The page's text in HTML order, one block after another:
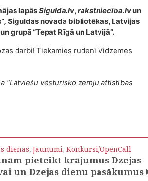
lapāsSigulda.lv,rakstniecība.lv un
, Siguldas novada bibliotēkas, Latvijas
grupā “Tepat Rīgā un Latvijā”.
darbi! Tiekamies rudenī Vidzemes
“Latviešu vēsturisko zemju attīstības
dienas, Jaunumi, Konkursi/OpenCall
pieteikt krājumus Dzejas
un Dzejas dienu pasākumus